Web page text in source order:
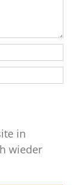
in
wieder